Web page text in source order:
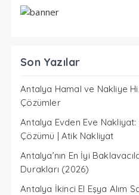
Son Yazılar
Antalya Hamal ve Nakliye
Çözümler
Antalya Evden Eve Nakliyat:
Çözümü | Atik Nakliyat
Antalya’nın En İyi
Durakları (2026)
Antalya İkinci El Eşya Alım